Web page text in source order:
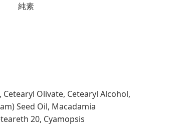
純素
Olivate, Cetearyl Alcohol,
Seed Oil, Macadamia
20, Cyamopsis